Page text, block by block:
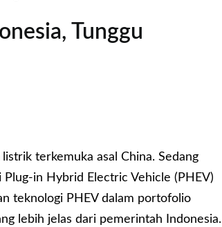
Tunggu
terkemuka asal China. Sedang
in Hybrid Electric Vehicle (PHEV)
teknologi PHEV dalam portofolio
lebih jelas dari pemerintah Indonesia.